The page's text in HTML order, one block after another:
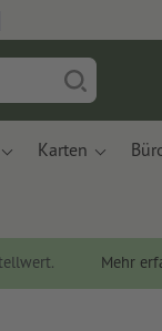
Karten
Mehr